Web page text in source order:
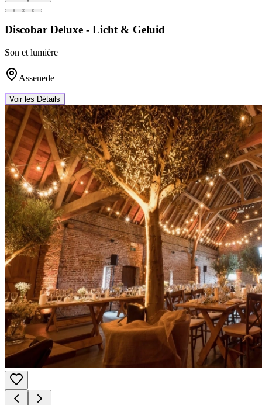
Discobar Deluxe - Licht & Geluid
Son et lumière
Assenede
Voir les Détails